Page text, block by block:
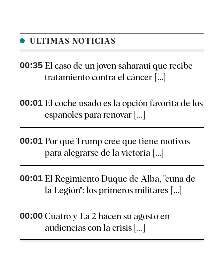
ÚLTIMAS NOTICIAS
00:35 El caso de un joven saharaui que recibe
tratamiento contra el cáncer [...]
00:01 El coche usado es la opción favorita de los
españoles para renovar [...]
00:01 Por qué Trump cree que tiene motivos
para alegrarse de la victoria [...]
00:01 El Regimiento Duque de Alba, "cuna de
la Legión": los primeros militares [...]
00:00 Cuatro y La 2 hacen su agosto en
audiencias con la crisis [...]